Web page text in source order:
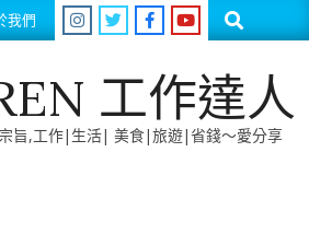
我們 Search
工作達人
旨,工作|生活| 美食|旅遊|省錢～愛分享